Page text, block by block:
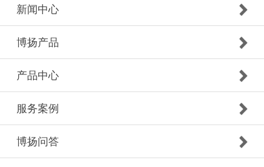
新闻中心
博扬产品
产品中心
服务案例
博扬问答